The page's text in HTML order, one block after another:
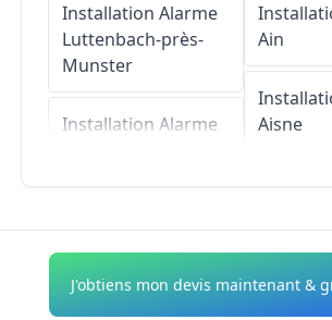
Installation Alarme
Luttenbach-près-
Munster
Installation Alarme
Installation Alarme
Ain
Aisne
Alpes-
J'obtiens mon devis maintenant &